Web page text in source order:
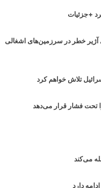
+جزئیات
آژیر خطر در سرزمین‌های اشغالی
تلاش خواهم کرد
تحت فشار قرار می‌دهد
می‌کند
دارد